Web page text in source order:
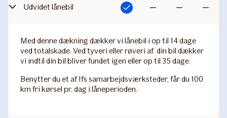
Udvidet lånebil
Inkluderet
Med denne dækning dækker vi lånebil i op til 14 dage
ved totalskade. Ved tyveri eller røveri af din bil dækker
vi indtil din bil bliver fundet igen eller op til 35 dage.
Benytter du et af Ifs samarbejdsværksteder, får du 100
km fri kørsel pr. dag i låneperioden.